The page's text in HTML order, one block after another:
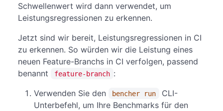
Schwellenwert wird dann verwendet, um
Leistungsregressionen zu erkennen.
Jetzt sind wir bereit, Leistungsregressionen in CI
zu erkennen. So würden wir die Leistung eines
neuen Feature-Branchs in CI verfolgen, passend
benannt
feature-branch :
Verwenden Sie den
bencher run
CLI-
Unterbefehl, um Ihre Benchmarks für den